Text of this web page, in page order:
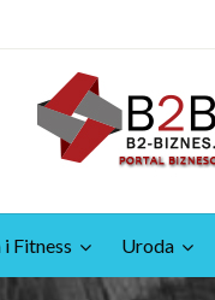
Fitness Uroda